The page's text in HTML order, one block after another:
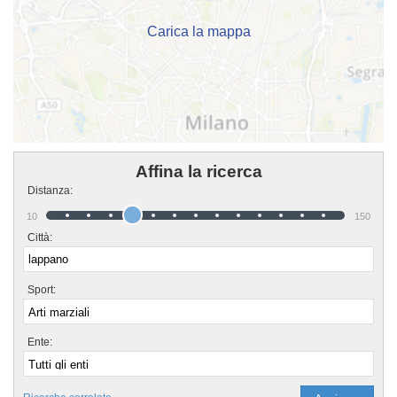
Carica la mappa
Affina la ricerca
Distanza:
10 150
Città:
Sport:
Ente: